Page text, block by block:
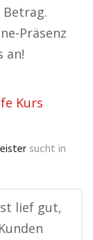
Präsenz
an!
Kurs
sucht in
lief gut,